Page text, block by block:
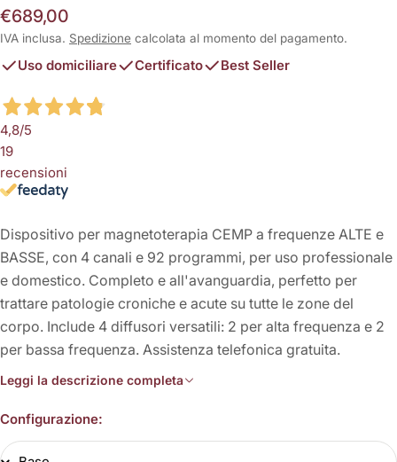
Prezzo
normale
€689,00
IVA inclusa. Spedizione calcolata al momento del pagamento.
Uso domiciliare Certificato Best Seller
4,8/5
19
recensioni
Dispositivo per magnetoterapia CEMP a frequenze ALTE e
BASSE, con 4 canali e 92 programmi, per uso professionale
e domestico. Completo e all'avanguardia, perfetto per
trattare patologie croniche e acute su tutte le zone del
corpo. Include 4 diffusori versatili: 2 per alta frequenza e 2
per bassa frequenza. Assistenza telefonica gratuita.
Leggi la descrizione completa
Configurazione: